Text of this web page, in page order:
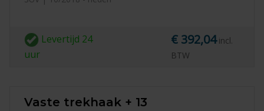
Levertijd 24
uur
€ 392,04 incl.
BTW
Vaste trekhaak + 13